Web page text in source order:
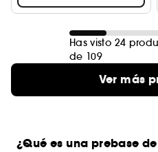
Has visto 24
de 109
Ver más
¿Qué es una prebase